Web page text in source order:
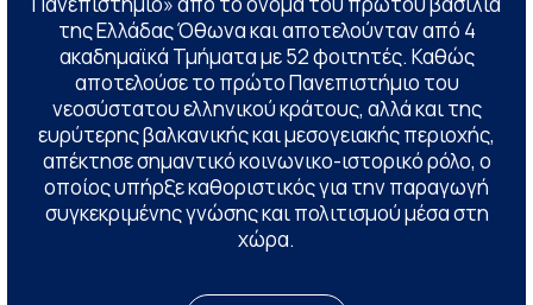
της Ελλάδας Όθωνα και αποτελούνταν από 4
ακαδημαϊκά Τμήματα με 52 φοιτητές. Καθώς
αποτελούσε το πρώτο Πανεπιστήμιο του
νεοσύστατου ελληνικού κράτους, αλλά και της
ευρύτερης βαλκανικής και μεσογειακής περιοχής,
απέκτησε σημαντικό κοινωνικο-ιστορικό ρόλο, ο
οποίος υπήρξε καθοριστικός για την παραγωγή
συγκεκριμένης γνώσης και πολιτισμού μέσα στη
χώρα.